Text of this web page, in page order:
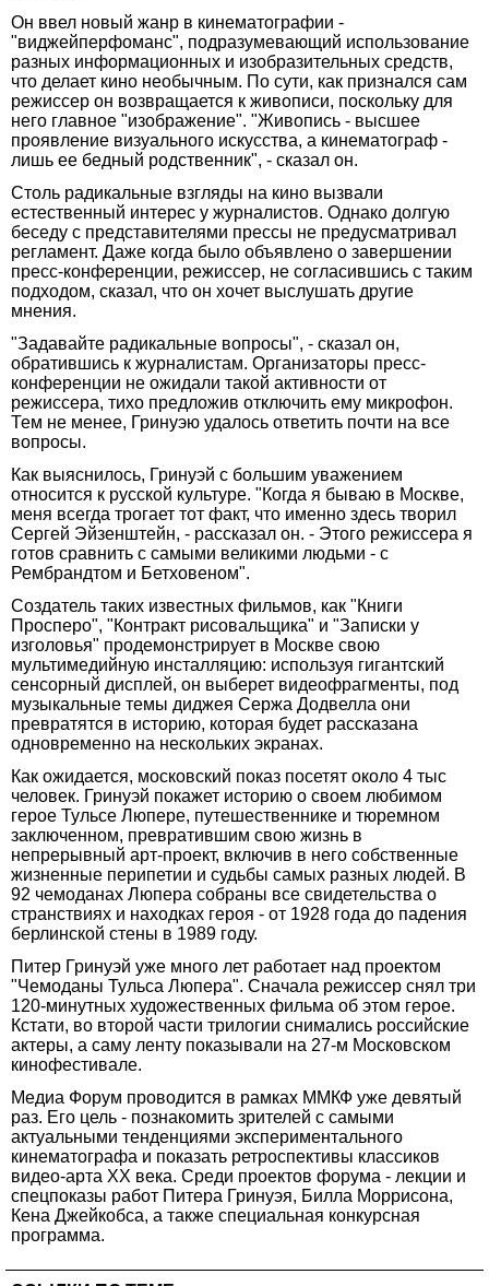
Он ввел новый жанр в кинематографии -
"виджейперфоманс", подразумевающий использование
разных информационных и изобразительных средств,
что делает кино необычным. По сути, как признался сам
режиссер он возвращается к живописи, поскольку для
него главное "изображение". "Живопись - высшее
проявление визуального искусства, а кинематограф -
лишь ее бедный родственник", - сказал он.
Столь радикальные взгляды на кино вызвали
естественный интерес у журналистов. Однако долгую
беседу с представителями прессы не предусматривал
регламент. Даже когда было объявлено о завершении
пресс-конференции, режиссер, не согласившись с таким
подходом, сказал, что он хочет выслушать другие
мнения.
"Задавайте радикальные вопросы", - сказал он,
обратившись к журналистам. Организаторы пресс-
конференции не ожидали такой активности от
режиссера, тихо предложив отключить ему микрофон.
Тем не менее, Гринуэю удалось ответить почти на все
вопросы.
Как выяснилось, Гринуэй с большим уважением
относится к русской культуре. "Когда я бываю в Москве,
меня всегда трогает тот факт, что именно здесь творил
Сергей Эйзенштейн, - рассказал он. - Этого режиссера я
готов сравнить с самыми великими людьми - с
Рембрандтом и Бетховеном".
Создатель таких известных фильмов, как "Книги
Просперо", "Контракт рисовальщика" и "Записки у
изголовья" продемонстрирует в Москве свою
мультимедийную инсталляцию: используя гигантский
сенсорный дисплей, он выберет видеофрагменты, под
музыкальные темы диджея Сержа Додвелла они
превратятся в историю, которая будет рассказана
одновременно на нескольких экранах.
Как ожидается, московский показ посетят около 4 тыс
человек. Гринуэй покажет историю о своем любимом
герое Тульсе Люпере, путешественнике и тюремном
заключенном, превратившим свою жизнь в
непрерывный арт-проект, включив в него собственные
жизненные перипетии и судьбы самых разных людей. В
92 чемоданах Люпера собраны все свидетельства о
странствиях и находках героя - от 1928 года до падения
берлинской стены в 1989 году.
Питер Гринуэй уже много лет работает над проектом
"Чемоданы Тульса Люпера". Сначала режиссер снял три
120-минутных художественных фильма об этом герое.
Кстати, во второй части трилогии снимались российские
актеры, а саму ленту показывали на 27-м Московском
кинофестивале.
Медиа Форум проводится в рамках ММКФ уже девятый
раз. Его цель - познакомить зрителей с самыми
актуальными тенденциями экспериментального
кинематографа и показать ретроспективы классиков
видео-арта ХХ века. Среди проектов форума - лекции и
спецпоказы работ Питера Гринуэя, Билла Моррисона,
Кена Джейкобса, а также специальная конкурсная
программа.